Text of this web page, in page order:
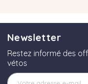
Newsletter
Restez informé des
vétos